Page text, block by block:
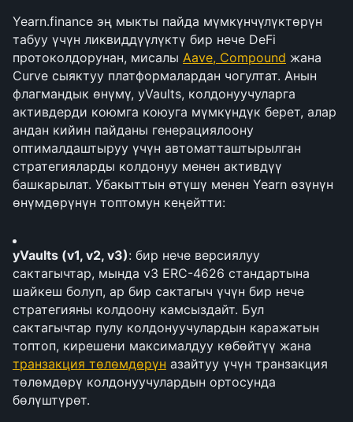
Yearn.finance эң мыкты пайда мүмкүнчүлүктөрүн
табуу үчүн ликвиддүүлүктү бир нече DeFi
протоколдорунан, мисалы Aave, Compound жана
Curve сыяктуу платформалардан чогултат. Анын
флагмандык өнүмү, yVaults, колдонуучуларга
активдерди коюмга коюуга мүмкүндүк берет, алар
андан кийин пайданы генерациялоону
оптималдаштыруу үчүн автоматташтырылган
стратегияларды колдонуу менен активдүү
башкарылат. Убакыттын өтүшү менен Yearn өзүнүн
өнүмдөрүнүн топтомун кеңейтти:
yVaults (v1, v2, v3): бир нече версиялуу
сактагычтар, мында v3 ERC-4626 стандартына
шайкеш болуп, ар бир сактагыч үчүн бир нече
стратегияны колдоону камсыздайт. Бул
сактагычтар пулу колдонуучулардын каражатын
транзакция төлөмдөрүн азайтуу үчүн транзакция
төлөмдөрү колдонуучулардын ортосунда
бөлүштүрөт.